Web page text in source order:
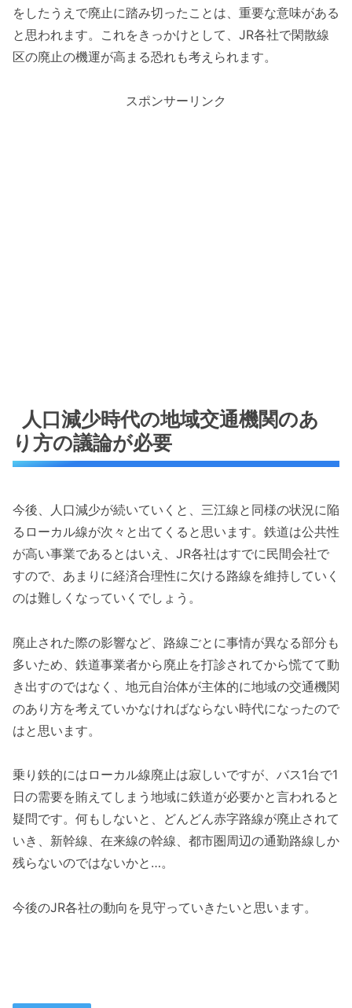
をしたうえで廃止に踏み切ったことは、重要な意味がある
と思われます。これをきっかけとして、JR各社で閑散線
区の廃止の機運が高まる恐れも考えられます。
スポンサーリンク
人口減少時代の地域交通機関のあ
り方の議論が必要
今後、人口減少が続いていくと、三江線と同様の状況に陥
るローカル線が次々と出てくると思います。鉄道は公共性
が高い事業であるとはいえ、JR各社はすでに民間会社で
すので、あまりに経済合理性に欠ける路線を維持していく
のは難しくなっていくでしょう。
廃止された際の影響など、路線ごとに事情が異なる部分も
多いため、鉄道事業者から廃止を打診されてから慌てて動
き出すのではなく、地元自治体が主体的に地域の交通機関
のあり方を考えていかなければならない時代になったので
はと思います。
乗り鉄的にはローカル線廃止は寂しいですが、バス1台で1
日の需要を賄えてしまう地域に鉄道が必要かと言われると
疑問です。何もしないと、どんどん赤字路線が廃止されて
いき、新幹線、在来線の幹線、都市圏周辺の通勤路線しか
残らないのではないかと…。
今後のJR各社の動向を見守っていきたいと思います。